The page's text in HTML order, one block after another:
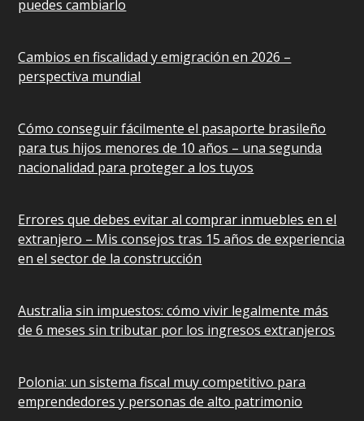
puedes cambiarlo
Cambios en fiscalidad y emigración en 2026 –
perspectiva mundial
Cómo conseguir fácilmente el pasaporte brasileño
para tus hijos menores de 10 años – una segunda
nacionalidad para proteger a los tuyos
Errores que debes evitar al comprar inmuebles en el
extranjero – Mis consejos tras 15 años de experiencia
en el sector de la construcción
Australia sin impuestos: cómo vivir legalmente más
de 6 meses sin tributar por los ingresos extranjeros
Polonia: un sistema fiscal muy competitivo para
emprendedores y personas de alto patrimonio